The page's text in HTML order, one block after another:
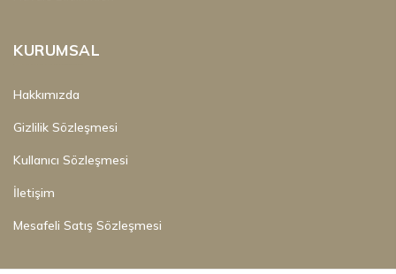
KURUMSAL
Hakkımızda
Gizlilik Sözleşmesi
Kullanıcı Sözleşmesi
İletişim
Mesafeli Satış Sözleşmesi